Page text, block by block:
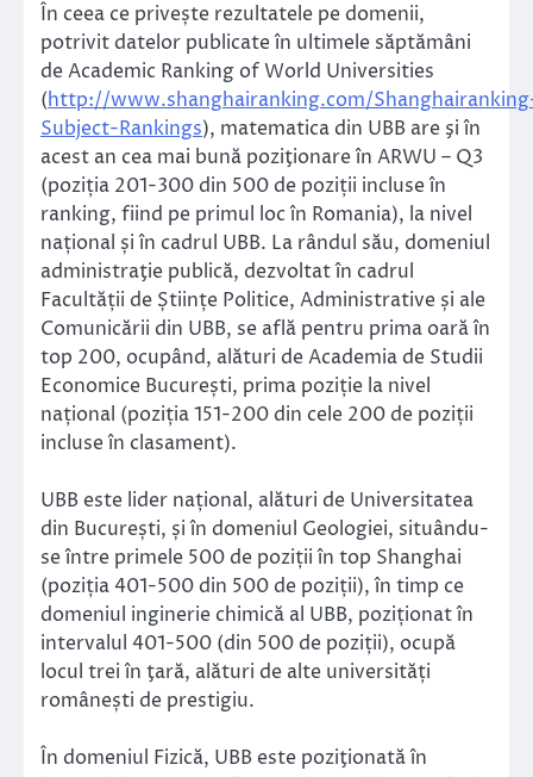
În ceea ce privește rezultatele pe domenii,
potrivit datelor publicate în ultimele săptămâni
de Academic Ranking of World Universities
(http://www.shanghairanking.com/
Subject-Rankings), matematica din UBB are şi în
acest an cea mai bună poziţionare în ARWU – Q3
(poziția 201-300 din 500 de poziții incluse în
ranking, fiind pe primul loc în Romania), la nivel
național și în cadrul UBB. La rândul său, domeniul
administraţie publică, dezvoltat în cadrul
Facultății de Științe Politice, Administrative și ale
Comunicării din UBB, se află pentru prima oară în
top 200, ocupând, alături de Academia de Studii
Economice București, prima poziție la nivel
național (poziția 151-200 din cele 200 de poziții
incluse în clasament).
UBB este lider național, alături de Universitatea
din București, și în domeniul Geologiei, situându-
se între primele 500 de poziții în top Shanghai
(poziția 401-500 din 500 de poziții), în timp ce
domeniul inginerie chimică al UBB, poziționat în
intervalul 401-500 (din 500 de poziții), ocupă
locul trei în ţară, alături de alte universități
românești de prestigiu.
În domeniul Fizică, UBB este poziţionată în